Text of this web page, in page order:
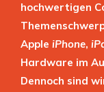
hochwertigen
Apple iPhone,
Hardware im
Dennoch sind